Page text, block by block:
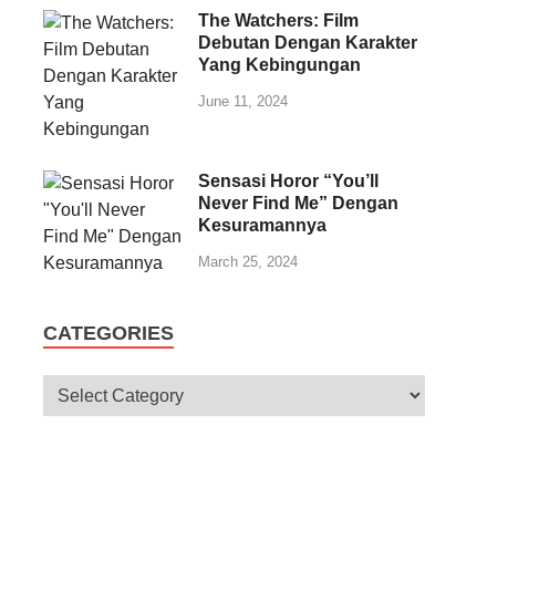
The Watchers: Film
Debutan Dengan Karakter
Yang Kebingungan
June 11, 2024
Sensasi Horor “You’ll
Never Find Me” Dengan
Kesuramannya
March 25, 2024
CATEGORIES